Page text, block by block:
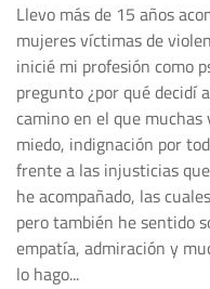
Llevo más de 15 años
mujeres víctimas de
inicié mi profesión como
pregunto ¿por qué decidí
camino en el que muchas
miedo, indignación por
frente a las injusticias
he acompañado, las
pero también he sentido
empatía, admiración y
lo hago...